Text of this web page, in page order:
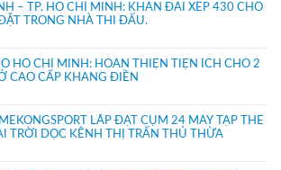
– TP. HỒ CHÍ MINH: KHÁN ĐÀI XẾP 430 CHỔ
TRONG NHÀ THI ĐẤU.
HỒ CHÍ MINH: HOÀN THIỆN TIỆN ÍCH CHO 2
CAO CẤP KHANG ĐIỀN
LẮP ĐẶT CỤM 24 MÁY TẬP THỂ
TRỜI DỌC KÊNH THỊ TRẤN THỦ THỪA